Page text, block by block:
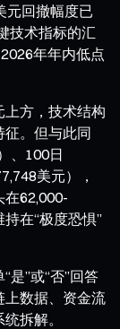
元回撤幅度已
技术指标的汇
年年内低点
方，技术结构
征。但与此同
、100日
美元），
在62,000-
在“极度恐惧”
是”或“否”回答
上数据、资金流
拆解。